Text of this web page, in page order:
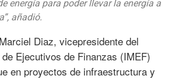
energía para poder llevar la energía a
añadió.
Diaz, vicepresidente del
Ejecutivos de Finanzas (IMEF)
en proyectos de infraestructura y